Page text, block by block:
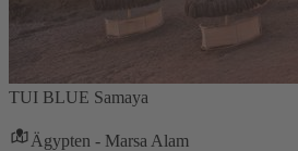
TUI BLUE Samaya
Ägypten - Marsa Alam